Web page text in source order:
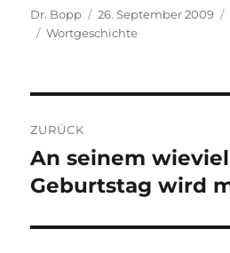
Autor
Dr. Bopp
Veröffentlicht
am
26. September 2009
Schlagwörter
Wortgeschichte
ZURÜCK
Vorheriger
Beitrag:
An seinem
Geburtstag wird